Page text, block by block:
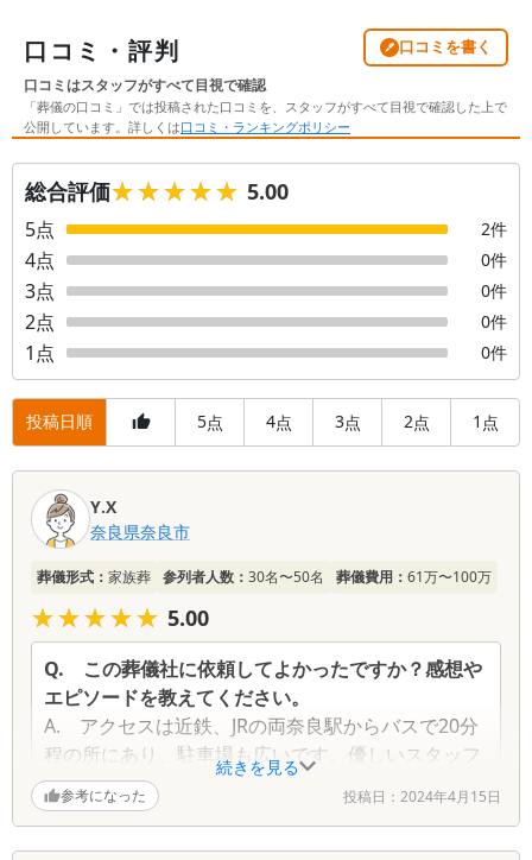
口コミ・評判 口コミを書く
口コミはスタッフがすべて目視で確認
「葬儀の口コミ」では投稿された口コミを、スタッフがすべて目視で確認した上で
公開しています。詳しくは口コミ・ランキングポリシー
総合評価★★★★★
★★★★★ 5.00
5点 2件
4点 0件
3点 0件
2点 0件
1 点 0件
投稿日順 5点 4点 3点 2点 1 点
口
続きを見る
Y.X
奈良県奈良市
葬儀形式： 家族葬 参列者人数： 30名〜50名 葬儀費用： 61万〜100万
★★★★★
★★★★★ 5.00
Q. この葬儀社に依頼してよかったですか？感想や
エピソードを教えてください。
A. アクセスは近鉄、JRの両奈良駅からバスで20分
程の所にあり、駐車場も広いです。優しいスタッフ
の方が細やかな配慮をしてくださります。
参考になった 投稿日： 2024年4月15日